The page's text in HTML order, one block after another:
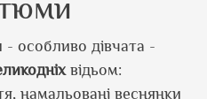
- особливо дівчата -
відьом:
намальовані веснянки